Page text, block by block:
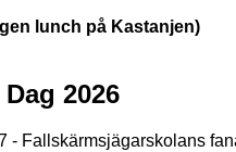
lunch på Kastanjen)
2026